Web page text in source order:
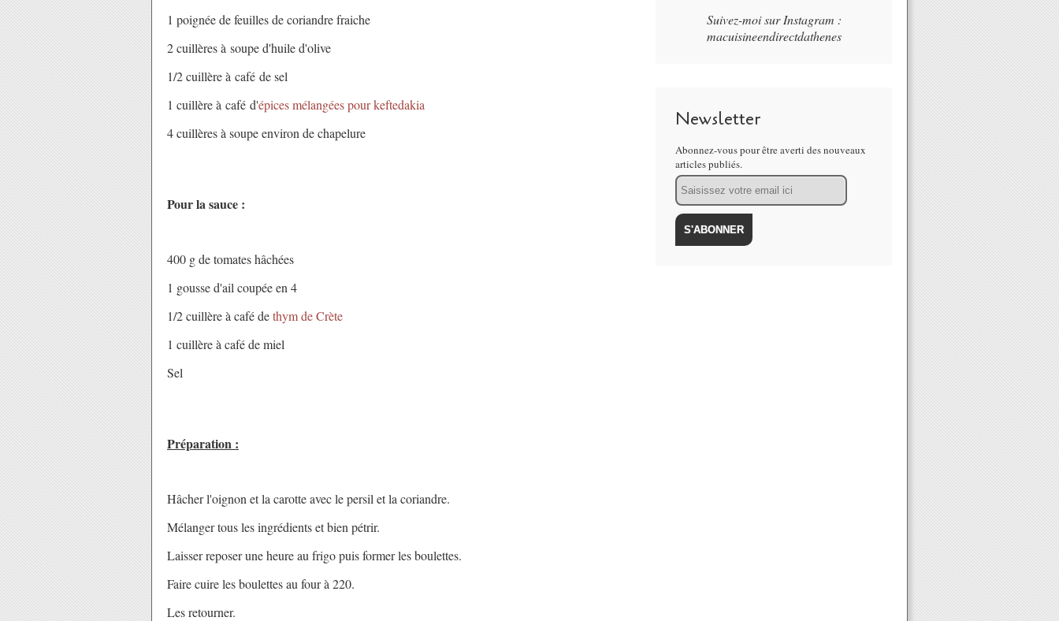
1 poignée de feuilles de coriandre fraiche
2 cuillères à soupe d'huile d'olive
1/2 cuillère à café de sel
1 cuillère à café d'épices mélangées pour keftedakia
4 cuillères à soupe environ de chapelure
Pour la sauce :
400 g de tomates hâchées
1 gousse d'ail coupée en 4
1/2 cuillère à café dethym de Crète
1 cuillère à café de miel
Sel
Préparation :
Hâcher l'oignon et la carotte avec le persil et la coriandre.
Mélanger tous les ingrédients et bien pétrir.
Laisser reposer une heure au frigo puis former les boulettes.
Faire cuire les boulettes au four à 220.
Les retourner.
Suivez-moi sur Instagram :
macuisineendirectdathenes
Newsletter
Abonnez-vous pour être averti des nouveaux
articles publiés.
Email